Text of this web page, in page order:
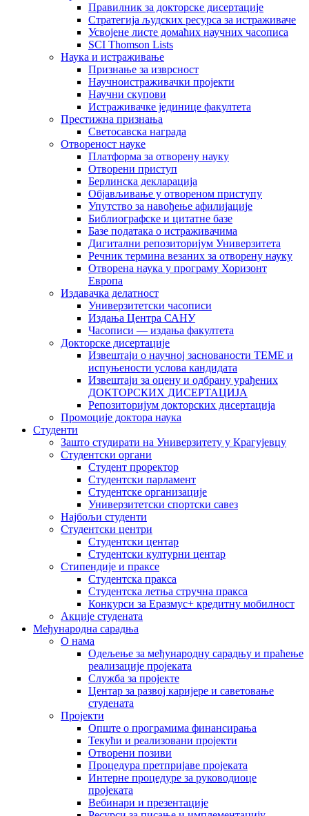
Правилник за докторске дисертације
Стратегија људских ресурса за истраживаче
Усвојене листе домаћих научних часописа
SCI Thomson Lists
Наука и истраживање
Признање за изврсност
Научноистраживачки пројекти
Научни скупови
Истраживачке јединице факултета
Престижна признања
Светосавска награда
Отвореност науке
Платформа за отворену науку
Отворени приступ
Берлинска декларација
Објављивање у отвореном приступу
Упутство за навођење афилијације
Библиографске и цитатне базе
Базе података о истраживачима
Дигитални репозиторијум Универзитета
Рeчник термина везаних за отворену науку
Отворена наука у програму Хоризонт
Европа
Издавачка делатност
Универзитетски часописи
Издања Центра САНУ
Часописи — издања факултета
Докторске дисертације
Извештаји о научној заснованости ТЕМЕ и
испуњености услова кандидата
Извештаји за оцену и одбрану урађених
ДОКТОРСКИХ ДИСЕРТАЦИЈА
Репозиторијум докторских дисертација
Промоције доктора наука
Студенти
Зашто студирати на Универзитету у Крагујевцу
Студентски органи
Студент проректор
Студентски парламент
Студентске организације
Универзитетски спортски савез
Најбољи студенти
Студентски центри
Студентски центар
Студентски културни центар
Стипендије и праксе
Студентска пракса
Студентска летња стручна пракса
Конкурси за Еразмус+ кредитну мобилност
Акције студената
Међународна сарадња
О нама
Одељење за међународну сарадњу и праћење
реализације пројеката
Служба за пројекте
Центар за развој каријере и саветовање
студената
Пројекти
Опште о програмима финансирања
Текући и реализовани пројекти
Отворени позиви
Процедура претпријаве пројеката
Интерне процедуре за руководиоце
пројеката
Вебинари и презентације